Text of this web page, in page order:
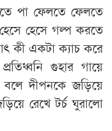
পা ফেলতে ফেলতে
হেসে গল্প করতে
কী একটা ক্যাচ করে
গুহার গায়ে
দীপনকে জড়িয়ে
রেখে টর্চ ঘুরালো